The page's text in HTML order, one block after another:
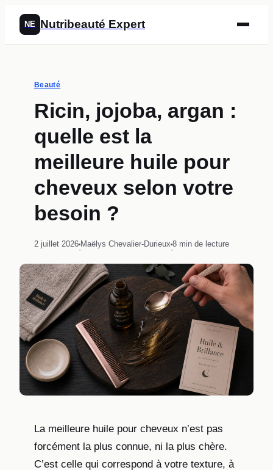
NE Nutribeauté Expert
Beauté
Ricin, jojoba, argan :
quelle est la
meilleure huile pour
cheveux selon votre
besoin ?
2 juillet 2026
·
Maëlys Chevalier-Durieux
·
8 min de lecture
La meilleure huile pour cheveux n’est pas
forcément la plus connue, ni la plus chère.
C’est celle qui correspond à votre texture, à